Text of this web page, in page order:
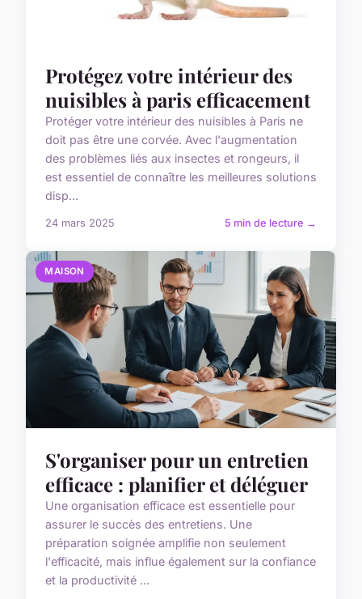
Protégez votre intérieur des
nuisibles à paris efficacement
Protéger votre intérieur des nuisibles à Paris ne
doit pas être une corvée. Avec l'augmentation
des problèmes liés aux insectes et rongeurs, il
est essentiel de connaître les meilleures solutions
disp...
24 mars 2025 5 min de lecture →
MAISON
S'organiser pour un entretien
efficace : planifier et déléguer
Une organisation efficace est essentielle pour
assurer le succès des entretiens. Une
préparation soignée amplifie non seulement
l'efficacité, mais influe également sur la confiance
et la productivité ...